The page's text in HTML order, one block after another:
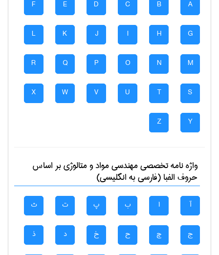
A
B
C
D
E
F
G
H
I
J
K
L
M
N
O
P
Q
R
S
T
U
V
W
X
Y
Z
واژه نامه تخصصیمهندسی مواد و متالوژیبر اساس
حروف الفبا (فارسی به انگلیسی)
آ ا ب پ ت ث
ج چ ح خ د ذ